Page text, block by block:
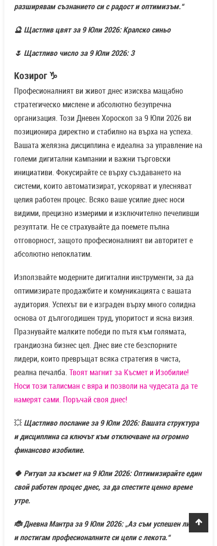
разширявам съзнанието си с радост и оптимизъм.“
🔮 Щастлив цвят за 9 Юли 2026: Кралско синьо
🌷 Щастливо число за 9 Юли 2026: 3
Козирог ♑
Професионалният ви живот днес изисква мащабно
стратегическо мислене и абсолютно безупречна
организация. Този Дневен Хороскоп за 9 Юли 2026 ви
позиционира директно и стабилно на върха на успеха.
Вашата желязна дисциплина е идеална за управление на
големи дигитални кампании и важни търговски
инициативи. Фокусирайте се върху създаването на
системи, които автоматизират, ускоряват и улесняват
целия работен процес. Всяко ваше усилие днес носи
видими, прецизно измерими и изключително печеливши
резултати. Не се страхувайте да поемете пълна
отговорност, защото професионалният ви авторитет е
абсолютно непоклатим.
Използвайте модерните дигитални инструменти, за да
оптимизирате продажбите и комуникацията с вашата
аудитория. Успехът ви е изграден върху много солидна
основа от дългогодишен труд, упоритост и ясна визия.
Празнувайте малките победи по пътя към голямата,
грандиозна бизнес цел. Днес вие сте безспорните
лидери, които превръщат всяка стратегия в чиста,
реална печалба. Твоят магнит за Късмет и Изобилие!
Носи този талисман с вяра и позволи на чудесата да те
намерят сами. Поръчай своя днес!
💥 Щастливо послание за 9 Юли 2026: Вашата структура
и дисциплина са ключът към отключване на огромно
финансово изобилие.
🍀 Ритуал за късмет на 9 Юли 2026: Оптимизирайте един
свой работен процес днес, за да спестите ценно време
утре.
🐞 Дневна Мантра за 9 Юли 2026: „Аз съм успешен лидер
и постигам професионалните си цели с лекота.“